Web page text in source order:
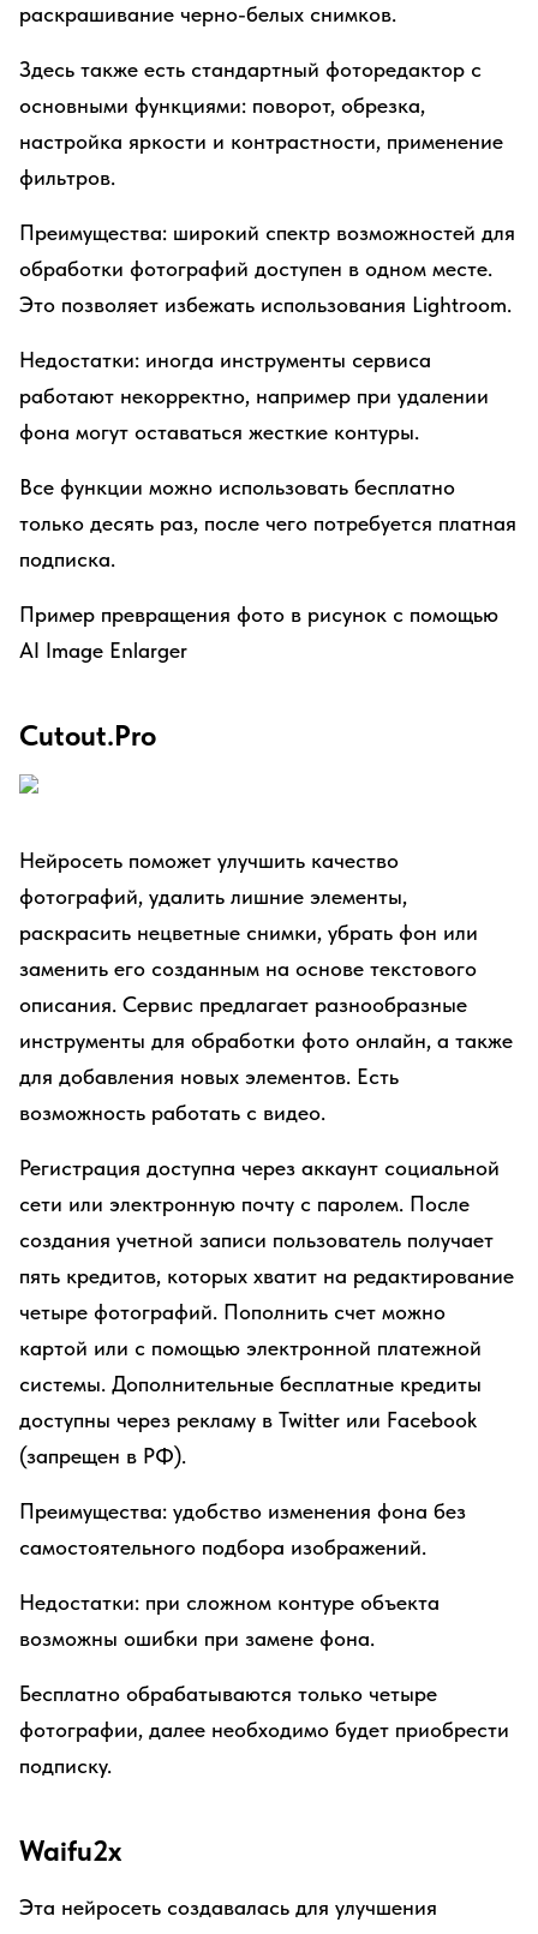
раскрашивание черно-белых снимков.
Здесь также есть стандартный фоторедактор с
основными функциями: поворот, обрезка,
настройка яркости и контрастности, применение
фильтров.
Преимущества: широкий спектр возможностей для
обработки фотографий доступен в одном месте.
Это позволяет избежать использования Lightroom.
Недостатки: иногда инструменты сервиса
работают некорректно, например при удалении
фона могут оставаться жесткие контуры.
Все функции можно использовать бесплатно
только десять раз, после чего потребуется платная
подписка.
Пример превращения фото в рисунок с помощью
AI Image Enlarger
Cutout.Pro
Нейросеть поможет улучшить качество
фотографий, удалить лишние элементы,
раскрасить нецветные снимки, убрать фон или
заменить его созданным на основе текстового
описания. Сервис предлагает разнообразные
инструменты для обработки фото онлайн, а также
для добавления новых элементов. Есть
возможность работать с видео.
Регистрация доступна через аккаунт социальной
сети или электронную почту с паролем. После
создания учетной записи пользователь получает
пять кредитов, которых хватит на редактирование
четыре фотографий. Пополнить счет можно
картой или с помощью электронной платежной
системы. Дополнительные бесплатные кредиты
доступны через рекламу в Twitter или Facebook
(запрещен в РФ).
Преимущества: удобство изменения фона без
самостоятельного подбора изображений.
Недостатки: при сложном контуре объекта
возможны ошибки при замене фона.
Бесплатно обрабатываются только четыре
фотографии, далее необходимо будет приобрести
подписку.
Waifu2x
Эта нейросеть создавалась для улучшения